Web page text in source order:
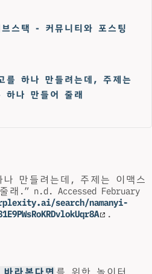
스택 - 커뮤니티와 포스팅
를 하나 만들려는데, 주제는
하나 만들어 줄래
만들려는데, 주제는 이맥스
래.” n.d. Accessed February
search/namanyi-
.